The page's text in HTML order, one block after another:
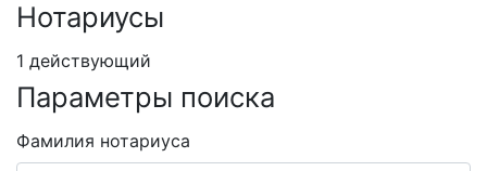
Нотариусы
1 действующий
Параметры поиска
Фамилия нотариуса